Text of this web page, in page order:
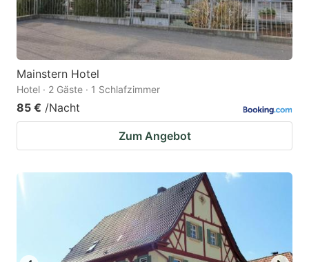
Mainstern Hotel
Hotel · 2 Gäste · 1 Schlafzimmer
85 € /Nacht
Zum Angebot